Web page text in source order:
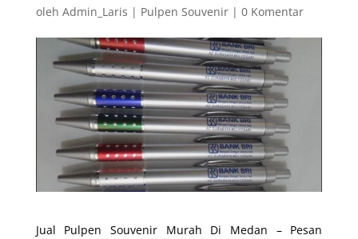
oleh Admin_Laris | Pulpen Souvenir| 0 Komentar
Jual Pulpen Souvenir Murah Di Medan – Pesan